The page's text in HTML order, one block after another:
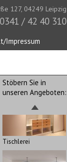
127, 04249 Leipzig
0341 / 42 40 310
Impressum
Stöbern Sie in
unseren Angeboten:
Türen und Raumteiler
Tischlerei